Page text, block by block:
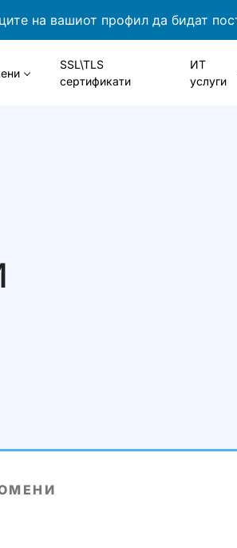
на вашиот профил да бидат
SSL\TLS
сертификати
ИТ
услуги